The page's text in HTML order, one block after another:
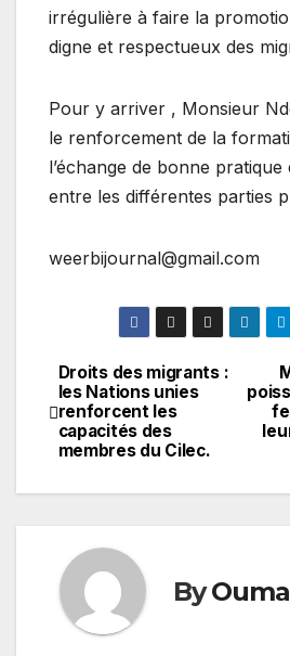
irrégulière à faire la
digne et respectueux des
Pour y arriver , Monsieur
le renforcement de la
l’échange de bonne pratique
entre les différentes parties
weerbijournal@gmail.com
Navigation
de
Droits des migrants :
les Nations unies
renforcent les
capacités des
membres du Cilec.
By